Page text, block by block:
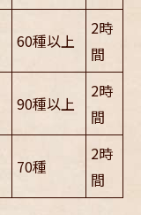
60種以上
2時
間
90種以上
2時
間
70種
2時
間